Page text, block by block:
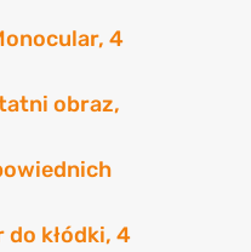
4
obraz,
kłódki, 4